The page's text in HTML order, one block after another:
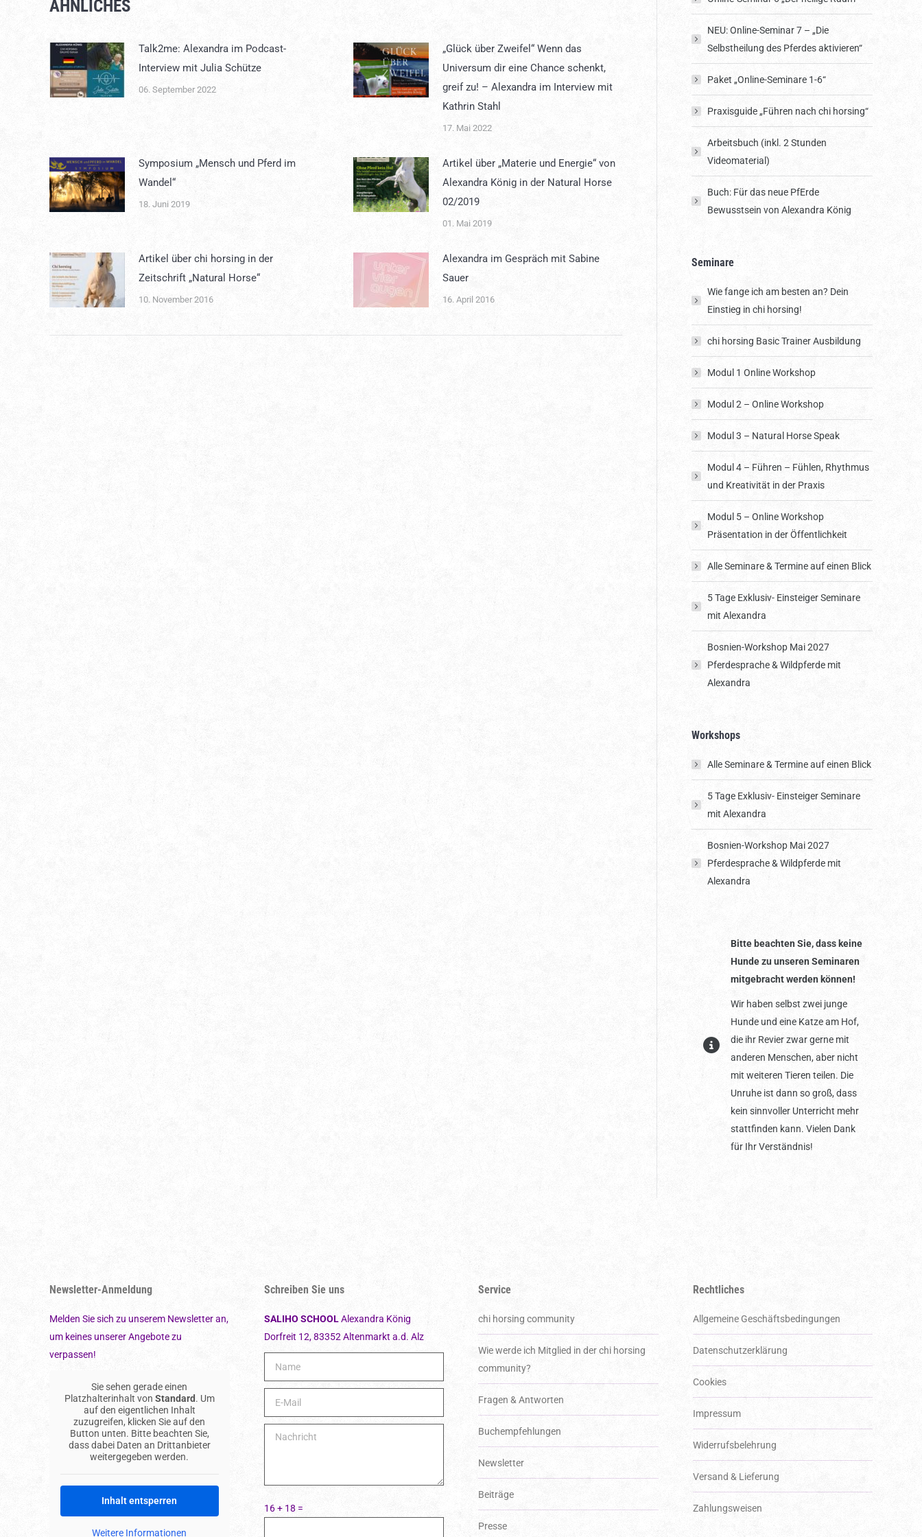
ÄHNLICHES
Talk2me: Alexandra im Podcast-
Interview mit Julia Schütze
06. September 2022
„Glück über Zweifel“ Wenn das
Universum dir eine Chance schenkt,
greif zu! – Alexandra im Interview mit
Kathrin Stahl
17. Mai 2022
Symposium „Mensch und Pferd im
Wandel“
18. Juni 2019
Artikel über „Materie und Energie“ von
Alexandra König in der Natural Horse
02/2019
01. Mai 2019
Artikel über chi horsing in der
Zeitschrift „Natural Horse“
10. November 2016
Alexandra im Gespräch mit Sabine
Sauer
16. April 2016
NEU: Online-Seminar 7 – „Die
Selbstheilung des Pferdes aktivieren“
Paket „Online-Seminare 1-6“
Praxisguide „Führen nach chi horsing“
Arbeitsbuch (inkl. 2 Stunden
Videomaterial)
Buch: Für das neue PfErde
Bewusstsein von Alexandra König
Seminare
Wie fange ich am besten an? Dein
Einstieg in chi horsing!
chi horsing Basic Trainer Ausbildung
Modul 1 Online Workshop
Modul 2 – Online Workshop
Modul 3 – Natural Horse Speak
Modul 4 – Führen – Fühlen, Rhythmus
und Kreativität in der Praxis
Modul 5 – Online Workshop
Präsentation in der Öffentlichkeit
Alle Seminare & Termine auf einen Blick
5 Tage Exklusiv- Einsteiger Seminare
mit Alexandra
Bosnien-Workshop Mai 2027
Pferdesprache & Wildpferde mit
Alexandra
Workshops
Alle Seminare & Termine auf einen Blick
5 Tage Exklusiv- Einsteiger Seminare
mit Alexandra
Bosnien-Workshop Mai 2027
Pferdesprache & Wildpferde mit
Alexandra
Bitte beachten Sie, dass keine
Hunde zu unseren Seminaren
mitgebracht werden können!
Wir haben selbst zwei junge
Hunde und eine Katze am Hof,
die ihr Revier zwar gerne mit
anderen Menschen, aber nicht
mit weiteren Tieren teilen. Die
Unruhe ist dann so groß, dass
kein sinnvoller Unterricht mehr
stattfinden kann. Vielen Dank
für Ihr Verständnis!
Newsletter-Anmeldung
Melden Sie sich zu unserem Newsletter an,
um keines unserer Angebote zu
verpassen!
Sie sehen gerade einen
Platzhalterinhalt von Standard . Um
auf den eigentlichen Inhalt
zuzugreifen, klicken Sie auf den
Button unten. Bitte beachten Sie,
dass dabei Daten an Drittanbieter
weitergegeben werden.
Inhalt entsperren
Weitere Informationen
Schreiben Sie uns
SALIHO SCHOOLAlexandra König
Dorfreit 12, 83352 Altenmarkt a.d. Alz
Bitte lassen Sie dieses Feld leer.
16 + 18 =
Service
chi horsing community
Wie werde ich Mitglied in der chi horsing
community?
Fragen & Antworten
Buchempfehlungen
Newsletter
Beiträge
Presse
Rechtliches
Allgemeine Geschäftsbedingungen
Datenschutzerklärung
Cookies
Impressum
Widerrufsbelehrung
Versand & Lieferung
Zahlungsweisen